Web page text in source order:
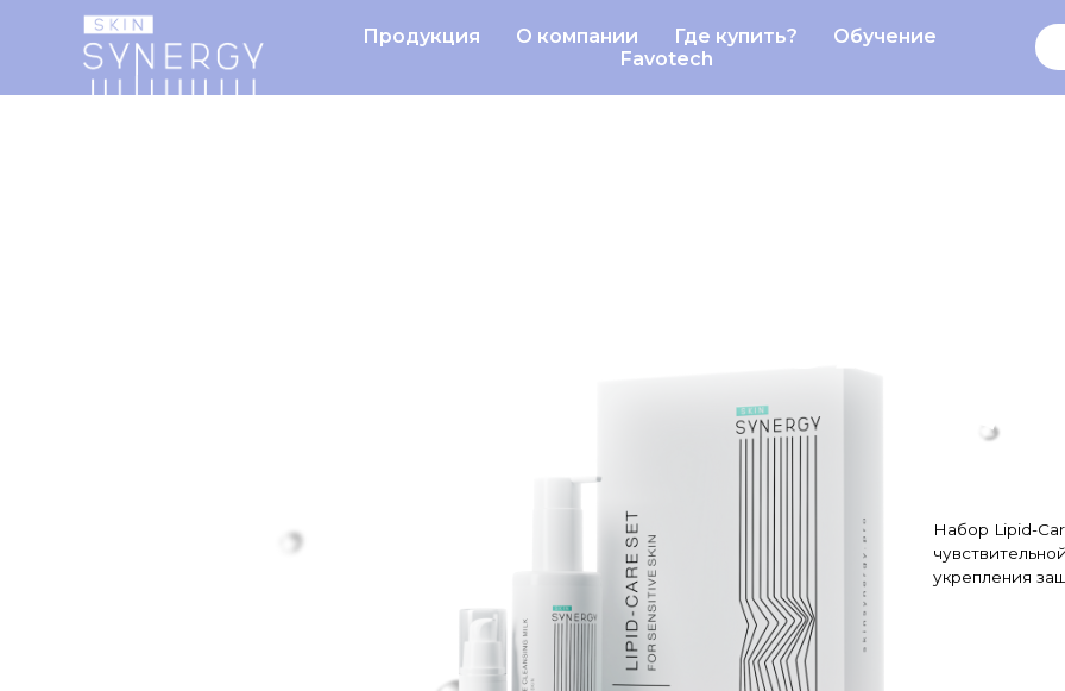
Продукция О компании Где купить?
Обучение
Favotech
Продукция О компании Обучение
укрепления защитного
ПОДРОБНЕЕ
SET